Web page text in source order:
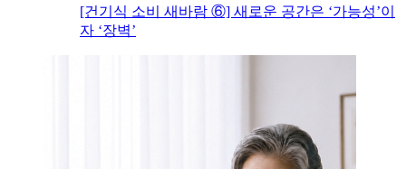
[건기식 소비 새바람 ⑥] 새로운 공간은 ‘가능성’이
자 ‘장벽’